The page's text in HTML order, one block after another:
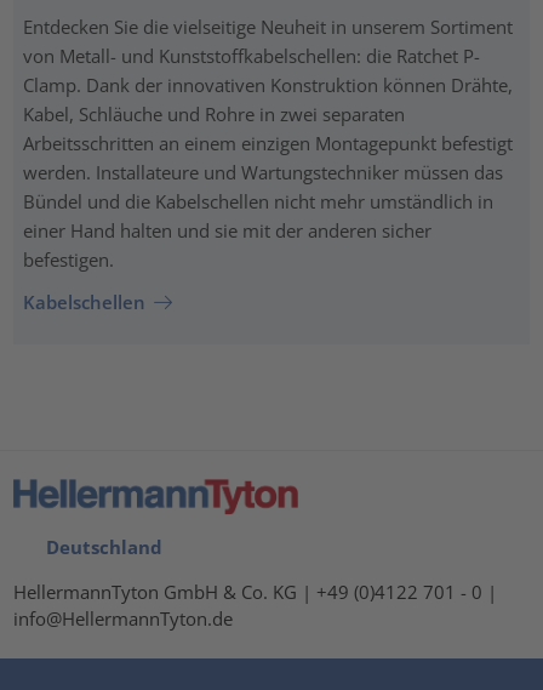
Entdecken Sie die vielseitige Neuheit in unserem Sortiment
von Metall- und Kunststoffkabelschellen: die Ratchet P-
Clamp. Dank der innovativen Konstruktion können Drähte,
Kabel, Schläuche und Rohre in zwei separaten
Arbeitsschritten an einem einzigen Montagepunkt befestigt
werden. Installateure und Wartungstechniker müssen das
Bündel und die Kabelschellen nicht mehr umständlich in
einer Hand halten und sie mit der anderen sicher
befestigen.
Kabelschellen
Deutschland
HellermannTyton GmbH & Co. KG | +49 (0)4122 701 - 0 |
info@HellermannTyton.de